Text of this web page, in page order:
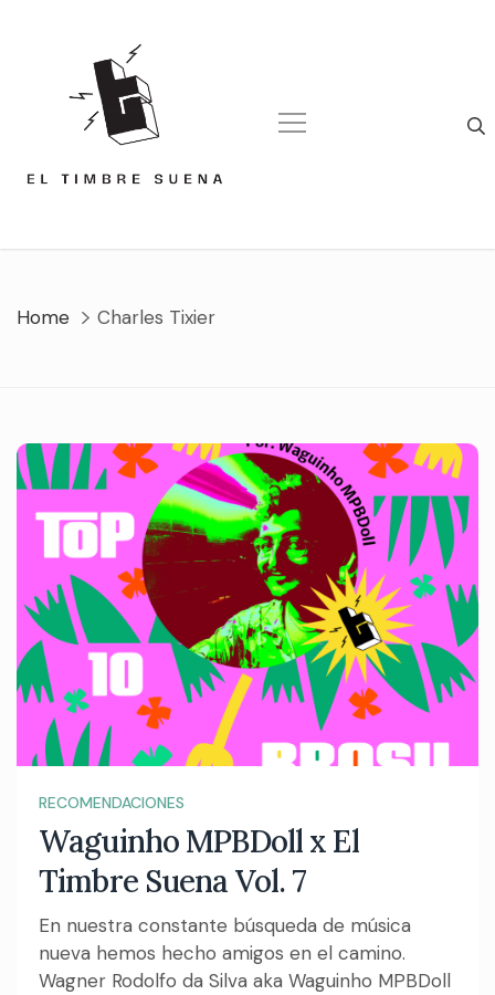
Home Charles Tixier
RECOMENDACIONES
Waguinho MPBDoll x El
Timbre Suena Vol. 7
En nuestra constante búsqueda de música
nueva hemos hecho amigos en el camino.
Wagner Rodolfo da Silva aka Waguinho MPBDoll